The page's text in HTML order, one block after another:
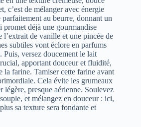
c’est de mélanger avec énergie
parfaitement au beurre, donnant un
promet déjà une gourmandise
de vanille et une pincée de
subtiles vont éclore en parfums
Puis, versez doucement le lait
apportant douceur et fluidité,
la farine. Tamiser cette farine avant
Cela évite les grumeaux
légère, presque aérienne. Soulevez
et mélangez en douceur : ici,
sa texture sera fondante et